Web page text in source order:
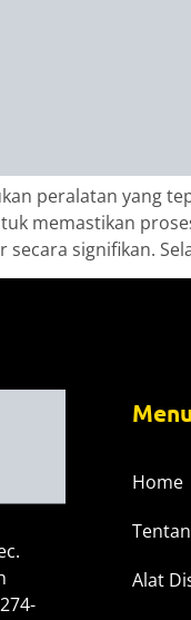
peralatan yang
memastikan
signifikan.
Menu
Home
Alat